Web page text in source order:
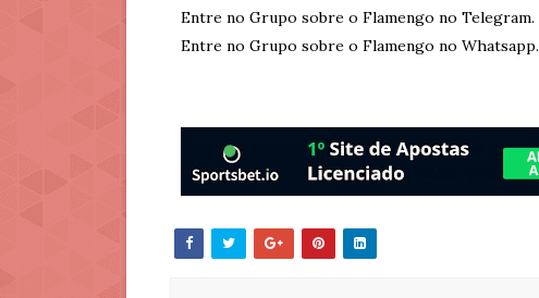
Entre no Grupo sobre o Flamengo no Telegram.
Entre no Grupo sobre o Flamengo no Whatsapp.